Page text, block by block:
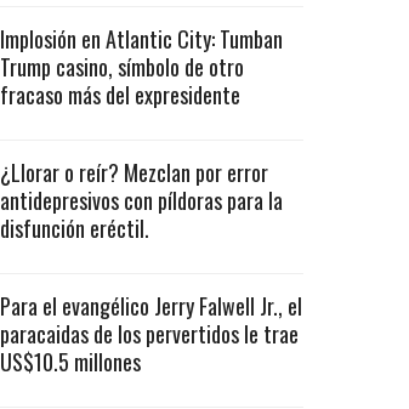
Implosión en Atlantic City: Tumban
Trump casino, símbolo de otro
fracaso más del expresidente
¿Llorar o reír? Mezclan por error
antidepresivos con píldoras para la
disfunción eréctil.
Para el evangélico Jerry Falwell Jr., el
paracaidas de los pervertidos le trae
US$10.5 millones